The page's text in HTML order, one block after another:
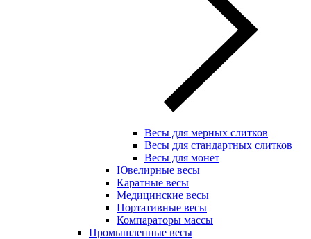
Весы для мерных слитков
Весы для стандартных слитков
Весы для монет
Ювелирные весы
Каратные весы
Медицинские весы
Портативные весы
Компараторы массы
Промышленные весы